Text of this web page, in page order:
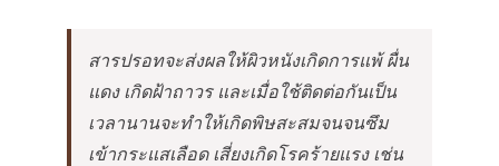
สารปรอทจะส่งผลให้ผิวหนังเกิดการแพ้ ผื่น
แดง เกิดฝ้าถาวร และเมื่อใช้ติดต่อกันเป็น
เวลานานจะทำให้เกิดพิษสะสมจนจนซึม
เข้ากระแสเลือด เสี่ยงเกิดโรคร้ายแรง เช่น